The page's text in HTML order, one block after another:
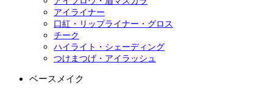
アイライナー
口紅・リップライナー・グロス
チーク
ハイライト・シェーディング
つけまつげ・アイラッシュ
ベースメイク